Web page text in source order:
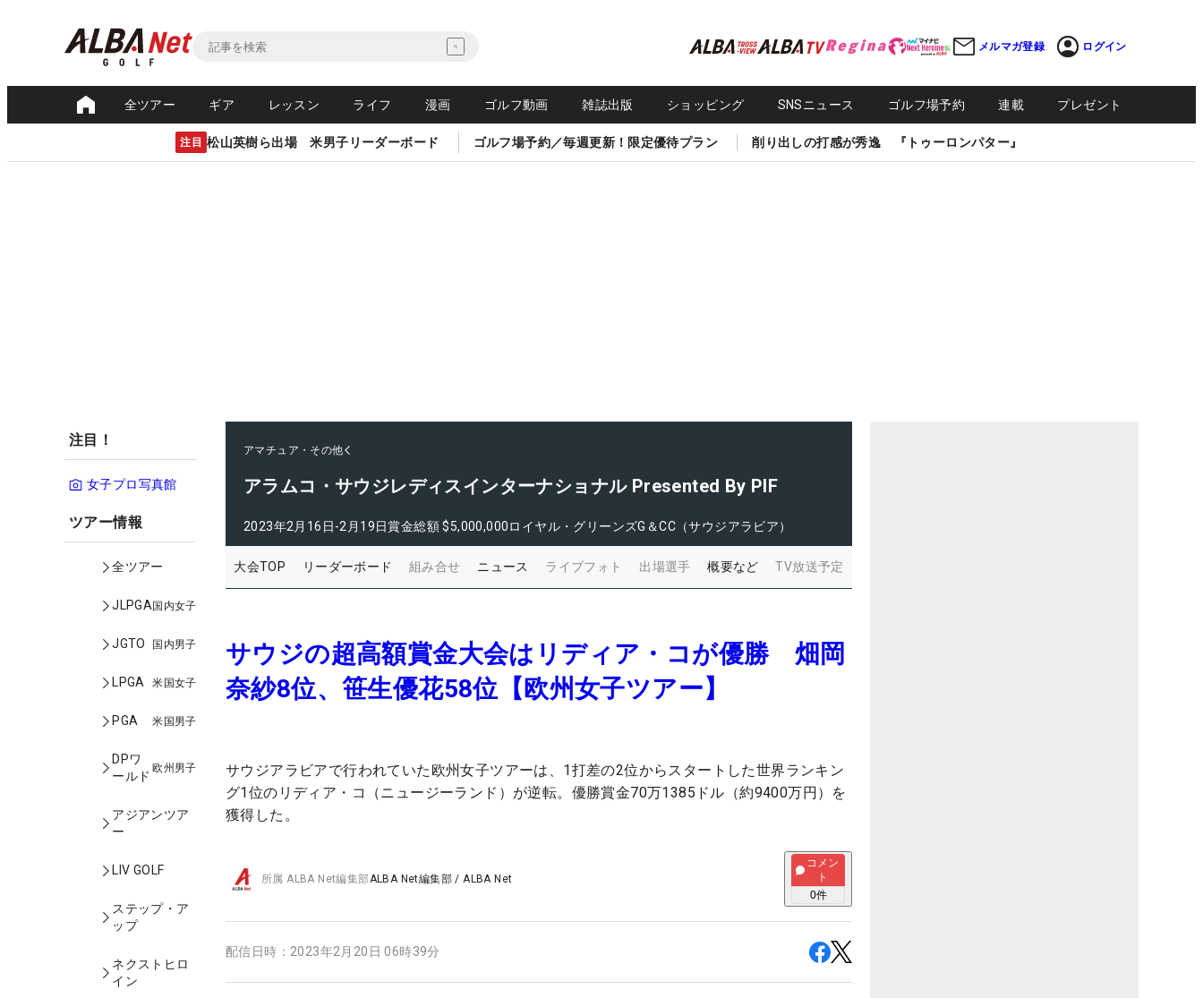
メルマガ登録 ログイン
全ツアー ギア レッスン ライフ 漫画 ゴルフ動画 雑誌出版 ショッピング SNSニュース ゴルフ場予約 連載 プレゼント
注目 松山英樹ら出場 米男子リーダーボード ゴルフ場予約／毎週更新！限定優待プラン 削り出しの打感が秀逸 『トゥーロンパター』
注目！
女子プロ写真館
ツアー情報
全ツアー
JLPGA国内女子
JGTO 国内男子
LPGA 米国女子
PGA 米国男子
DPワ
ールド
欧州男子
アジアンツア
ー
LIV GOLF
ステップ・ア
ップ
ネクストヒロ
イン
アマチュア・その他
アラムコ・サウジレディスインターナショナル Presented By PIF
2023年2月16日-2月19日賞金総額 $5,000,000ロイヤル・グリーンズG＆CC（サウジアラビア）
大会TOP リーダーボード 組み合せ ニュース ライブフォト 出場選手 概要など TV放送予定
サウジの超高額賞金大会はリディア・コが優勝 畑岡
奈紗8位、笹生優花58位【欧州女子ツアー】
サウジアラビアで行われていた欧州女子ツアーは、1打差の2位からスタートした世界ランキン
グ1位のリディア・コ（ニュージーランド）が逆転。優勝賞金70万1385ドル（約9400万円）を
獲得した。
所属ALBA Net編集部ALBA Net編集部 /ALBA Net
コメン
ト
0件
配信日時： 2023年2月20日 06時39分